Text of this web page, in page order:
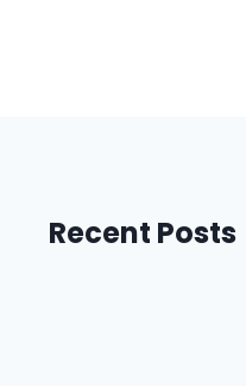
Recent Posts